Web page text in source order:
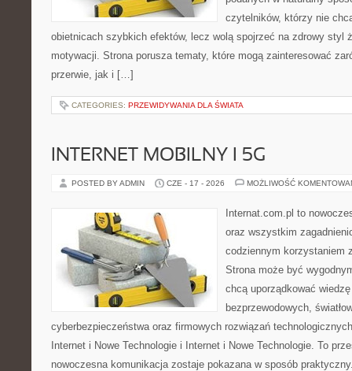
czytelników, którzy nie
obietnicach szybkich efektów, lecz wolą spojrzeć na zdrowy styl
motywacji. Strona porusza tematy, które mogą zainteresować
przerwie, jak i […]
CATEGORIES: PRZEWIDYWANIA DLA ŚWIATA
INTERNET MOBILNY I 5G
POSTED BY ADMIN CZE - 17 - 2026 MOŻLIWOŚĆ
Internat.com.pl to
oraz wszystkim
codziennym korzystaniem
Strona może być
chcą uporządkować
bezprzewodowych,
cyberbezpieczeństwa oraz firmowych rozwiązań
Internet i Nowe Technologie i Internet i Nowe Technologie. To
nowoczesna komunikacja zostaje pokazana w sposób